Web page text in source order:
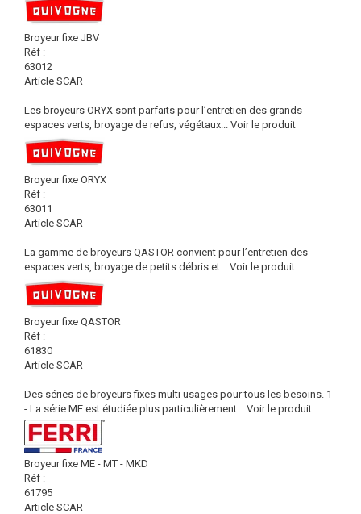
Broyeur fixe JBV
Réf :
63012
Article SCAR
Les broyeurs ORYX sont parfaits pour l’entretien des grands
espaces verts, broyage de refus, végétaux... Voir le produit
Broyeur fixe ORYX
Réf :
63011
Article SCAR
La gamme de broyeurs QASTOR convient pour l’entretien des
espaces verts, broyage de petits débris et... Voir le produit
Broyeur fixe QASTOR
Réf :
61830
Article SCAR
Des séries de broyeurs fixes multi usages pour tous les besoins. 1
- La série ME est étudiée plus particulièrement... Voir le produit
Broyeur fixe ME - MT - MKD
Réf :
61795
Article SCAR